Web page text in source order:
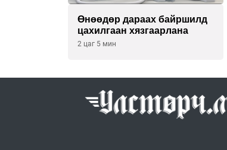
Өнөөдөр дараах байршилд
цахилгаан хязгаарлана
2 цаг 5 мин